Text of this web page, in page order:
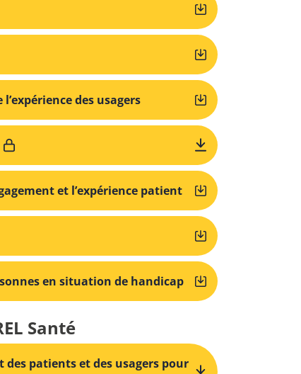
des usagers
et l’expérience patient
en situation de handicap
Santé
des patients et des usagers pour